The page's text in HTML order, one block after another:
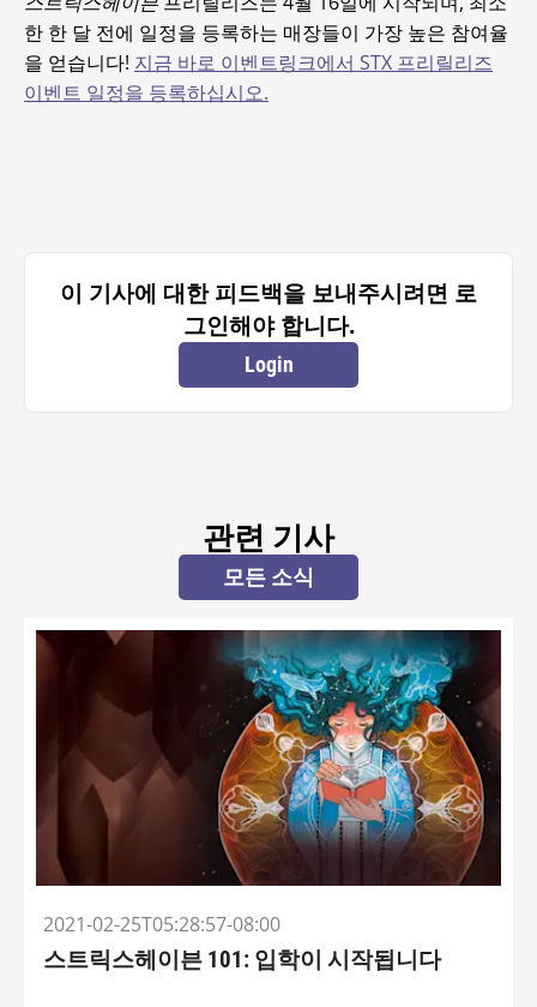
한 한 달 전에 일정을 등록하는 매장들이 가장 높은 참여율
을 얻습니다! 지금 바로 이벤트링크에서 STX 프리릴리즈
이벤트 일정을 등록하십시오.
이 기사에 대한 피드백을 보내주시려면 로
그인해야 합니다.
Login
관련 기사
모든 소식
2021-02-25T05:28:57-08:00
스트릭스헤이븐 101: 입학이 시작됩니다